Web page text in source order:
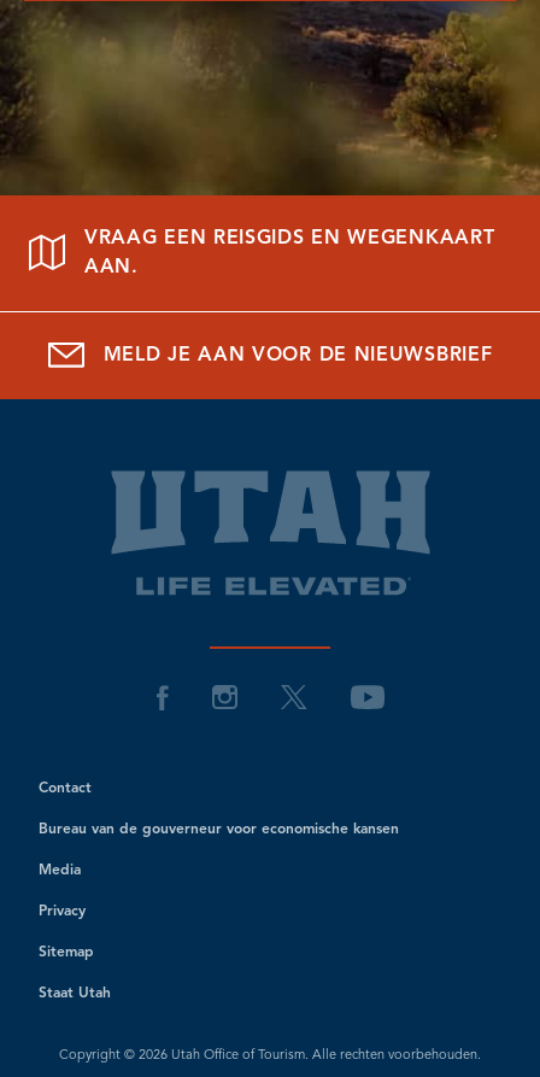
VRAAG EEN REISGIDS EN WEGENKAART
AAN.
MELD JE AAN VOOR DE NIEUWSBRIEF
Contact
Bureau van de gouverneur voor economische kansen
Media
Privacy
Sitemap
Staat Utah
Copyright © 2026 Utah Office of Tourism. Alle rechten voorbehouden.